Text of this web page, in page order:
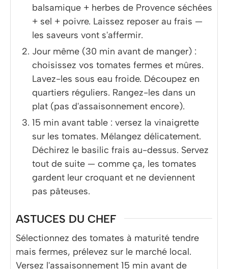
balsamique + herbes de Provence séchées
+ sel + poivre. Laissez reposer au frais —
les saveurs vont s'affermir.
Jour même (30 min avant de manger) :
choisissez vos tomates fermes et mûres.
Lavez-les sous eau froide. Découpez en
quartiers réguliers. Rangez-les dans un
plat (pas d'assaisonnement encore).
15 min avant table : versez la vinaigrette
sur les tomates. Mélangez délicatement.
Déchirez le basilic frais au-dessus. Servez
tout de suite — comme ça, les tomates
gardent leur croquant et ne deviennent
pas pâteuses.
ASTUCES DU CHEF
Sélectionnez des tomates à maturité tendre
mais fermes, prélevez sur le marché local.
Versez l'assaisonnement 15 min avant de